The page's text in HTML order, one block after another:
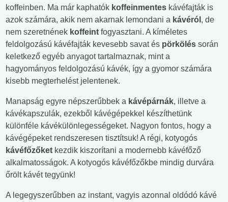
koffeinben. Ma már kaphatók koffeinmentes kávéfajták is
azok számára, akik nem akarnak lemondani a kávéról , de
nem szeretnének koffeint fogyasztani. A kíméletes
feldolgozású kávéfajták kevesebb savat és pörkölés során
keletkező egyéb anyagot tartalmaznak, mint a
hagyományos feldolgozású kávék, így a gyomor számára
kisebb megterhelést jelentenek.
Manapság egyre népszerűbbek a kávépárnák, illetve a
kávékapszulák, ezekből kávégépekkel készíthetünk
különféle kávékülönlegességeket. Nagyon fontos, hogy a
kávégépeket rendszeresen tisztítsuk! A régi, kotyogós
kávéfőzőket kezdik kiszorítani a modernebb kávéfőző
alkalmatosságok. A kotyogós kávéfőzőkbe mindig durvára
őrölt kávét tegyünk!
A legegyszerűbben az instant, vagyis azonnal oldódó kávé